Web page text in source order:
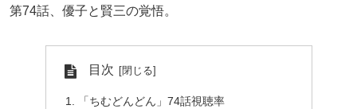
第74話、優子と賢三の覚悟。
目次
「ちむどんどん」74話視聴率